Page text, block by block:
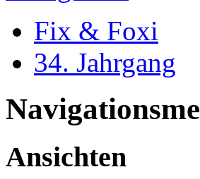
Fix & Foxi
34. Jahrgang
Ansichten